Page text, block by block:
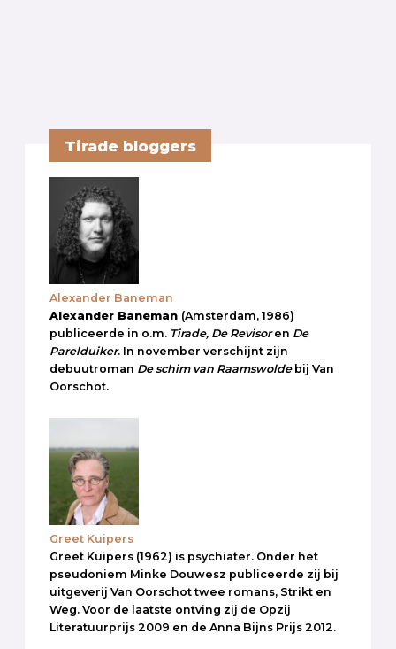
Tirade bloggers
Alexander Baneman
Alexander Baneman (Amsterdam, 1986)
publiceerde in o.m. Tirade, De Revisoren De
Parelduiker. In november verschijnt zijn
debuutroman De schim van Raamswolde bij Van
Oorschot.
Greet Kuipers
Greet Kuipers (1962) is psychiater. Onder het
pseudoniem Minke Douwesz publiceerde zij bij
uitgeverij Van Oorschot twee romans, Strikt en
Weg. Voor de laatste ontving zij de Opzij
Literatuurprijs 2009 en de Anna Bijns Prijs 2012.